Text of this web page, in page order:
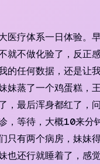
医疗体系一日体验
就不做化验了，反正
的任何数据，还是
妹蒸了一个鸡蛋糕，
，最后浑身都红了
，等待，大概10来分
只有两个病房，妹妹
也还行就睡着了，感